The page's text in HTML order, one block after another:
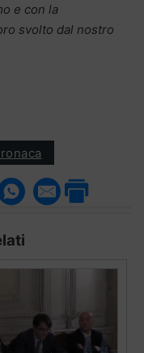
e con la
svolto dal nostro